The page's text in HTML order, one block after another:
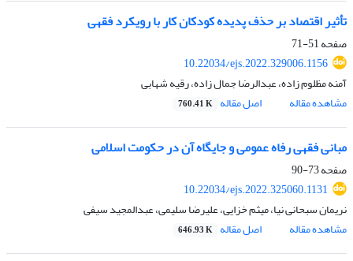
تأثیر اقتصاد بر حذف پدیده کودکان کار با رویکرد فقهی
صفحه51-71
10.22034/ejs.2022.329006.1156
آمنه مظلوم زاده، عبدالرضا جمال زاده، رقیه شهابی
مشاهده مقاله
اصل مقاله 760.41 K
مبانی فقهی رفاه عمومی و جایگاه آن در حکومت اسلامی
صفحه73-90
10.22034/ejs.2022.325060.1131
نریمان سبحانی نیا، میثم خزایی، علیرضا سلیمی، عبدالمجید سیفی
مشاهده مقاله
اصل مقاله 646.93 K